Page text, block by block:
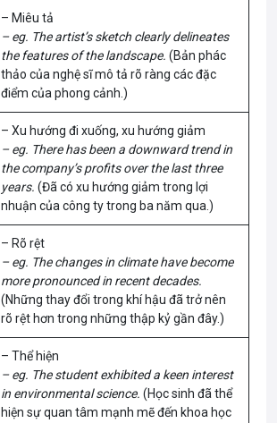
– Miêu tả
– eg. The artist’s sketch clearly delineates
the features of the landscape. (Bản phác
thảo của nghệ sĩ mô tả rõ ràng các đặc
điểm của phong cảnh.)
– Xu hướng đi xuống, xu hướng giảm
– eg. There has been a downward trend in
the company’s profits over the last three
years. (Đã có xu hướng giảm trong lợi
nhuận của công ty trong ba năm qua.)
– Rõ rệt
– eg. The changes in climate have become
more pronounced in recent decades.
(Những thay đổi trong khí hậu đã trở nên
rõ rệt hơn trong những thập kỷ gần đây.)
– Thể hiện
– eg. The student exhibited a keen interest
in environmental science. (Học sinh đã thể
hiện sự quan tâm mạnh mẽ đến khoa học